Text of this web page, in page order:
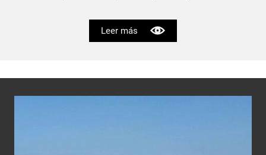
Leer más